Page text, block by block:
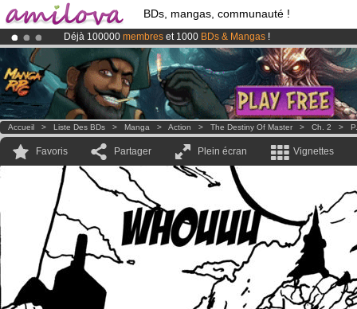
BDs, mangas, communauté !
Déjà 100000 membres et 1000 BDs & Mangas !
Abonnement premium: à partir de3.95 eurospar mois !Clique ici
LeKickstarter Amilova est désormais lancé
Accueil > Liste Des BDs > Manga > Action > The Destiny Of Master > Ch. 2 >
Favoris Partager Plein écran Vignettes